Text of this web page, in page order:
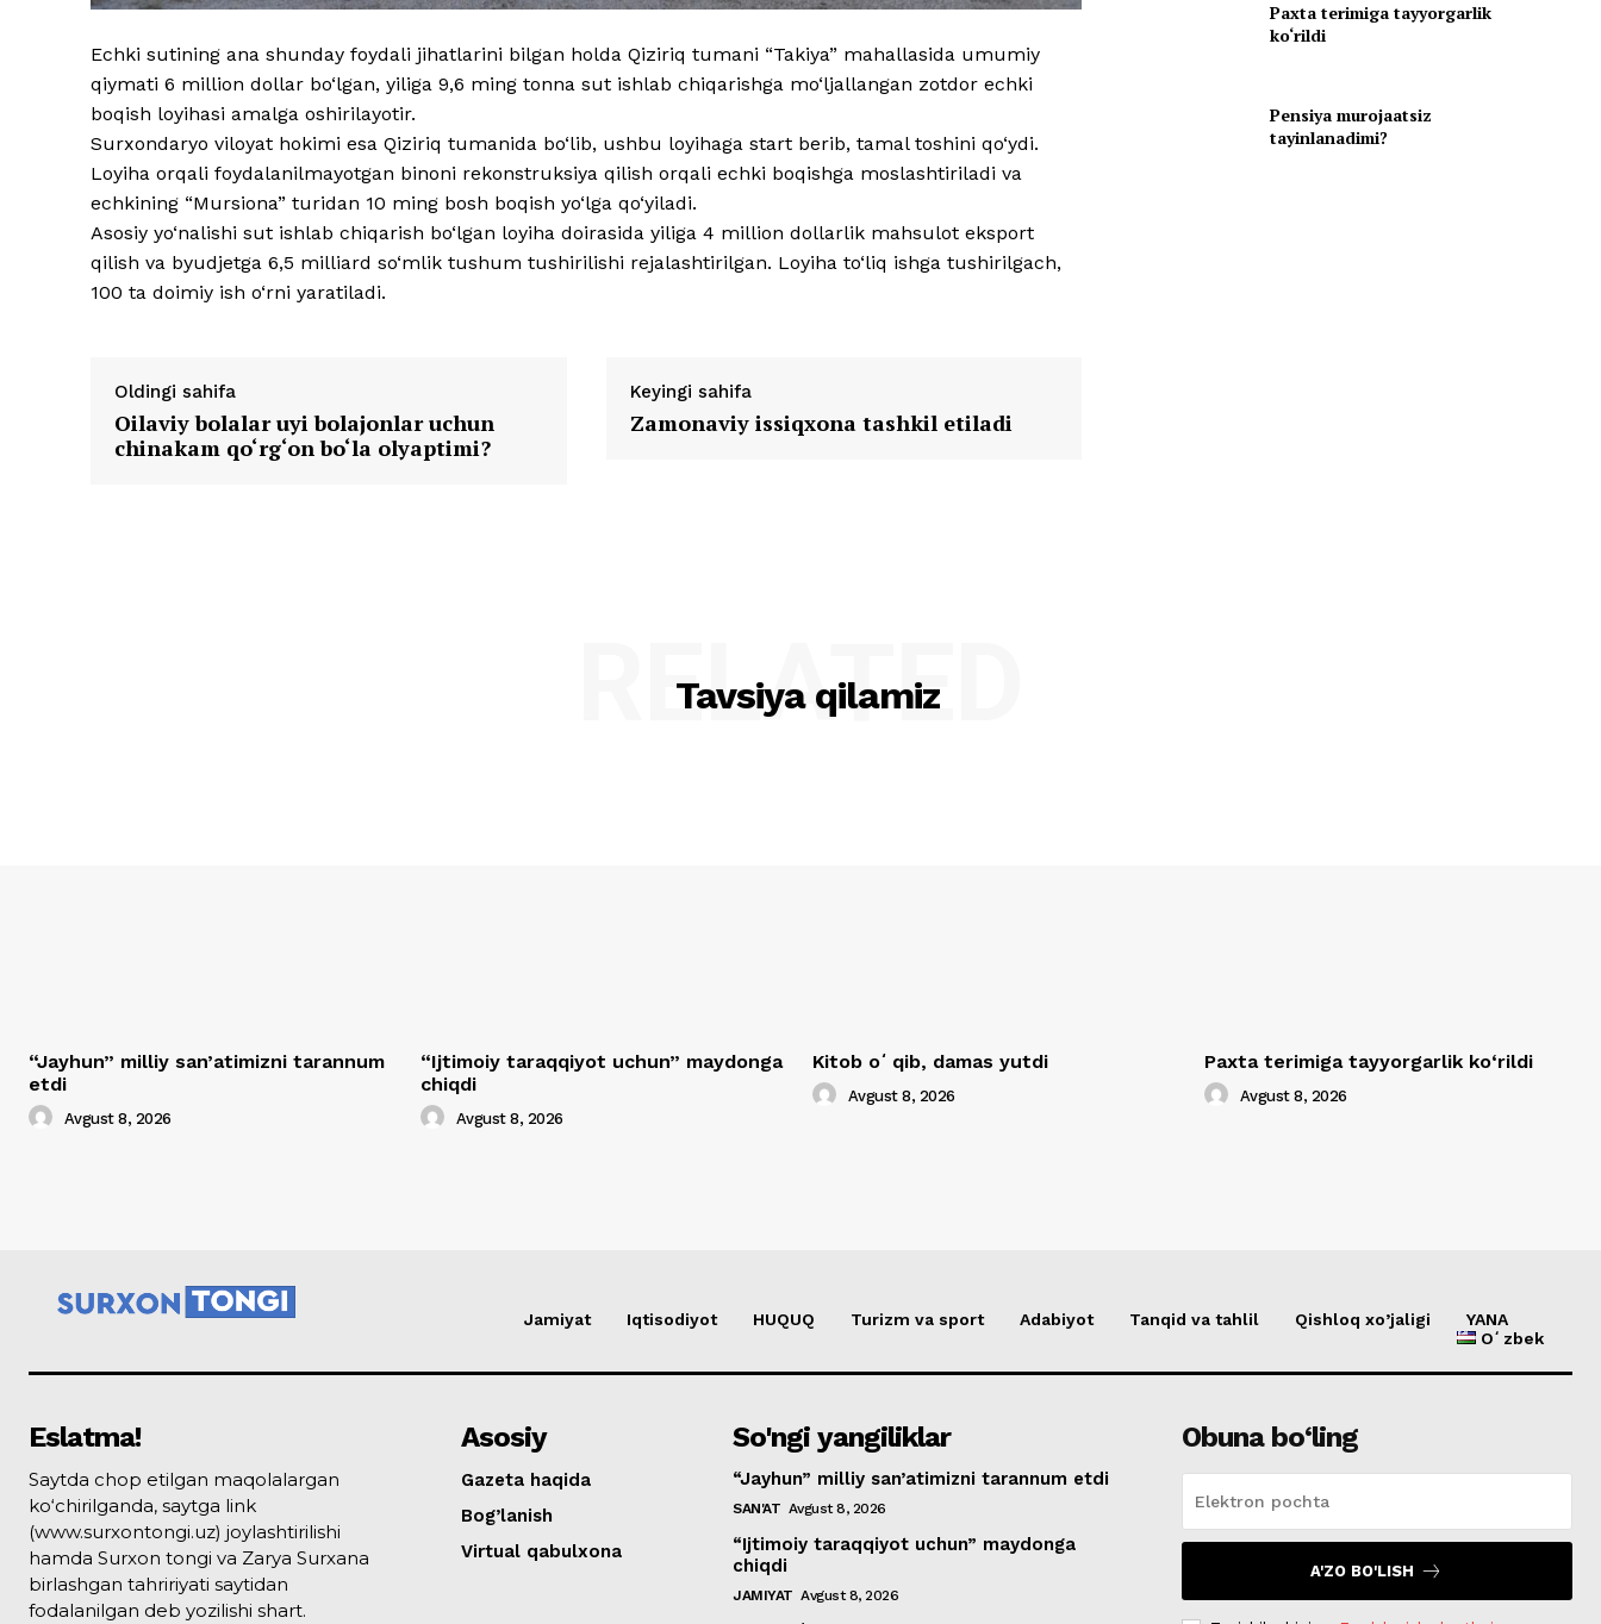
Echki sutining ana shunday foydali jihatlarini bilgan holda Qiziriq tumani “Takiya” mahallasida umumiy
qiymati 6 million dollar bo‘lgan, yiliga 9,6 ming tonna sut ishlab chiqarishga mo‘ljallangan zotdor echki
boqish loyihasi amalga oshirilayotir.
Surxondaryo viloyat hokimi esa Qiziriq tumanida bo‘lib, ushbu loyihaga start berib, tamal toshini qo‘ydi.
Loyiha orqali foydalanilmayotgan binoni rekonstruksiya qilish orqali echki boqishga moslashtiriladi va
echkining “Mursiona” turidan 10 ming bosh boqish yo‘lga qo‘yiladi.
Asosiy yo‘nalishi sut ishlab chiqarish bo‘lgan loyiha doirasida yiliga 4 million dollarlik mahsulot eksport
qilish va byudjetga 6,5 milliard so‘mlik tushum tushirilishi rejalashtirilgan. Loyiha to‘liq ishga tushirilgach,
100 ta doimiy ish o‘rni yaratiladi.
Oldingi sahifa
Oilaviy bolalar uyi bolajonlar uchun
chinakam qo‘rg‘on bo‘la olyaptimi?
Keyingi sahifa
Zamonaviy issiqxona tashkil etiladi
Paxta terimiga tayyorgarlik
ko‘rildi
Pensiya murojaatsiz
tayinlanadimi?
Tavsiya qilamiz
RELATED
“Jayhun” milliy san’atimizni tarannum
etdi
Avgust 8, 2026
“Ijtimoiy taraqqiyot uchun” maydonga
chiqdi
Avgust 8, 2026
Kitob oʻqib, damas yutdi
Avgust 8, 2026
Paxta terimiga tayyorgarlik ko‘rildi
Avgust 8, 2026
Jamiyat Iqtisodiyot HUQUQ Turizm va sport Adabiyot Tanqid va tahlil Qishloq xo’jaligi
YANA
Oʻzbek
Eslatma!
Saytda chop etilgan maqolalargan
ko‘chirilganda, saytga link
(www.surxontongi.uz) joylashtirilishi
hamda Surxon tongi va Zarya Surxana
birlashgan tahririyati saytidan
fodalanilgan deb yozilishi shart.
Asosiy
Gazeta haqida
Bog’lanish
Virtual qabulxona
So'ngi yangiliklar
“Jayhun” milliy san’atimizni tarannum etdi
SAN'AT Avgust 8, 2026
“Ijtimoiy taraqqiyot uchun” maydonga
chiqdi
JAMIYAT Avgust 8, 2026
Obuna bo‘ling
A'ZO BO'LISH